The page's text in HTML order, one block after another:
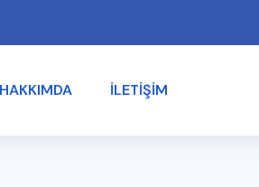
HAKKIMDA İLETIŞIM